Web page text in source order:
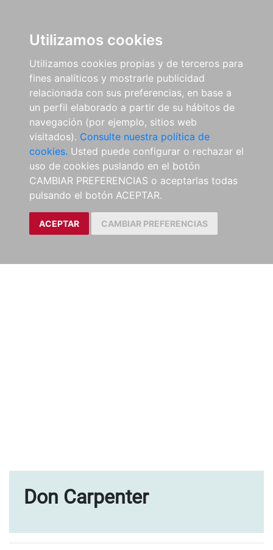
Utilizamos cookies
Utilizamos cookies propias y de terceros para
fines analíticos y mostrarle publicidad
relacionada con sus preferencias, en base a
un perfil elaborado a partir de su hábitos de
navegación (por ejemplo, sitios web
visitados). Consulte nuestra política de
cookies. Usted puede configurar o rechazar el
uso de cookies puslando en el botón
CAMBIAR PREFERENCIAS o aceptarlas todas
pulsando el botón ACEPTAR.
ACEPTAR CAMBIAR PREFERENCIAS
Don Carpenter